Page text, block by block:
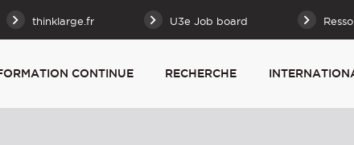
thinklarge.fr U3e Job board
CONTINUE RECHERCHE